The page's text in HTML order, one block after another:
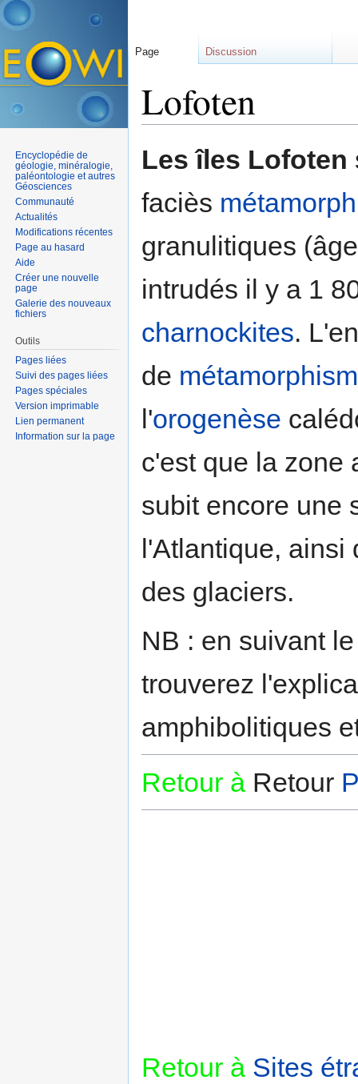
Lofoten
Les îles Lofoten
faciès
granulitiques
intrudés il y a 1
charnockites.
de
l'orogenèse
c'est que la zone
subit encore une
l'Atlantique,
des glaciers.
NB : en suivant
trouverez
amphibolitiques
Retour à Retour
Retour à Sites
Page Discussion
Encyclopédie de
géologie, minéralogie,
paléontologie et autres
Géosciences
Communauté
Actualités
Modifications récentes
Page au hasard
Aide
Créer une nouvelle
page
Galerie des nouveaux
fichiers
Outils
Pages liées
Suivi des pages liées
Pages spéciales
Version imprimable
Lien permanent
Information sur la page